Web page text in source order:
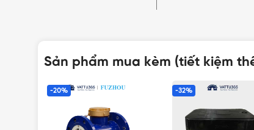
Sản phẩm mua kèm (tiết kiệm
-20% -32%